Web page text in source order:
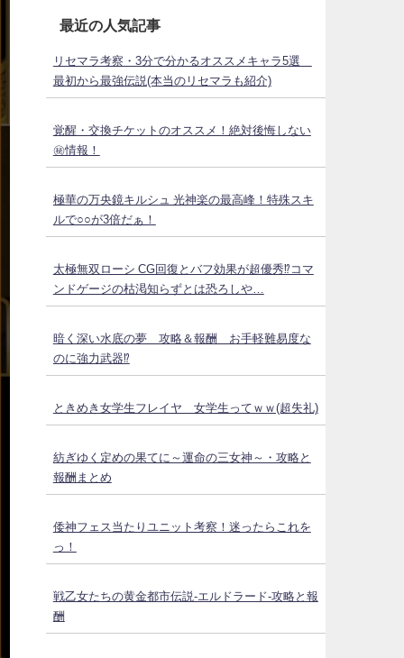
最近の人気記事
リセマラ考察・3分で分かるオススメキャラ5選
最初から最強伝説(本当のリセマラも紹介)
覚醒・交換チケットのオススメ！絶対後悔しない
㊙情報！
極華の万央鏡キルシュ 光神楽の最高峰！特殊スキ
ルで○○が3倍だぁ！
太極無双ローシ CG回復とバフ効果が超優秀⁉コマ
ンドゲージの枯渇知らずとは恐ろしや…
暗く深い水底の夢 攻略＆報酬 お手軽難易度な
のに強力武器⁉
ときめき女学生フレイヤ 女学生ってｗｗ(超失礼)
紡ぎゆく定めの果てに～運命の三女神～・攻略と
報酬まとめ
倭神フェス当たりユニット考察！迷ったらこれを
っ！
戦乙女たちの黄金都市伝説‐エルドラード‐攻略と報
酬